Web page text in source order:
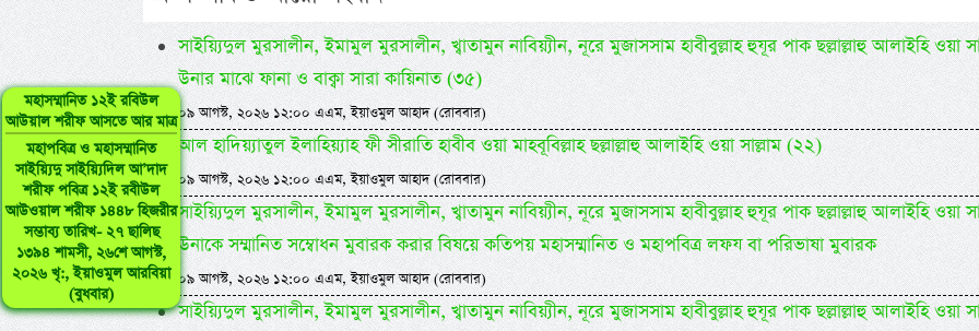
মহাসম্মানিত ১২ই রবিউল
আউয়াল শরীফ আসতে আর মাত্র
মহাপবিত্র ও মহাসম্মানিত
সাইয়্যিদু সাইয়্যিদিল আ’দাদ
শরীফ পবিত্র ১২ই রবীউল
আউওয়াল শরীফ ১৪৪৮ হিজরীর
সম্ভাব্য তারিখ- ২৭ ছালিছ
১৩৯৪ শামসী, ২৬শে আগস্ট,
২০২৬ খৃ:, ইয়াওমুল আরবিয়া
(বুধবার)
সাইয়্যিদুল মুরসালীন, ইমামুল মুরসালীন, খ্বাতামুন নাবিয়্যীন, নূরে মুজাসসাম হাবীবুল্লাহ হুযূর পাক ছল্লাল্লাহু আলাইহি ওয়া
উনার মাঝে ফানা ও বাক্বা সারা কায়িনাত (৩৫)
০৯ আগস্ট, ২০২৬ ১২:০০ এএম, ইয়াওমুল আহাদ (রোববার)
আল হাদিয়্যাতুল ইলাহিয়্যাহ ফী সীরাতি হাবীব ওয়া মাহবূবিল্লাহ ছল্লাল্লাহু আলাইহি ওয়া সাল্লাম (২২)
০৯ আগস্ট, ২০২৬ ১২:০০ এএম, ইয়াওমুল আহাদ (রোববার)
সাইয়্যিদুল মুরসালীন, ইমামুল মুরসালীন, খ্বাতামুন নাবিয়্যীন, নূরে মুজাসসাম হাবীবুল্লাহ হুযূর পাক ছল্লাল্লাহু আলাইহি ওয়া
উনাকে সম্মানিত সম্বোধন মুবারক করার বিষয়ে কতিপয় মহাসম্মানিত ও মহাপবিত্র লফয বা পরিভাষা মুবারক
০৯ আগস্ট, ২০২৬ ১২:০০ এএম, ইয়াওমুল আহাদ (রোববার)
সাইয়্যিদুল মুরসালীন, ইমামুল মুরসালীন, খ্বাতামুন নাবিয়্যীন, নূরে মুজাসসাম হাবীবুল্লাহ হুযূর পাক ছল্লাল্লাহু আলাইহি ওয়া